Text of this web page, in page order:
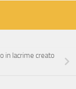
in lacrime creato